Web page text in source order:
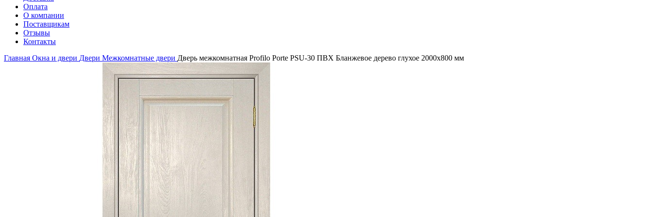
Оплата
О компании
Поставщикам
Отзывы
Контакты
Главная Окна и двери Двери Межкомнатные двери Дверь межкомнатная Profilo Porte PSU-30 ПВХ Бланжевое дерево глухое 2000х800 мм